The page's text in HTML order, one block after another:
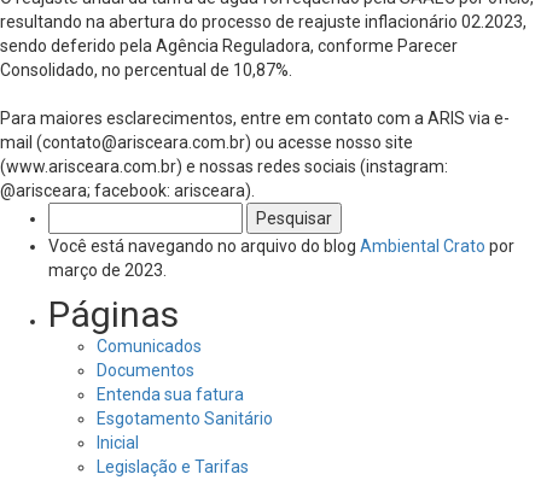
resultando na abertura do processo de reajuste inflacionário 02.2023,
sendo deferido pela Agência Reguladora, conforme Parecer
Consolidado, no percentual de 10,87%.
Para maiores esclarecimentos, entre em contato com a ARIS via e-
mail (contato@arisceara.com.br) ou acesse nosso site
(www.arisceara.com.br) e nossas redes sociais (instagram:
@arisceara; facebook: arisceara).
por:
Você está navegando no arquivo do blog Ambiental Crato por
março de 2023.
Páginas
Comunicados
Documentos
Entenda sua fatura
Esgotamento Sanitário
Inicial
Legislação e Tarifas